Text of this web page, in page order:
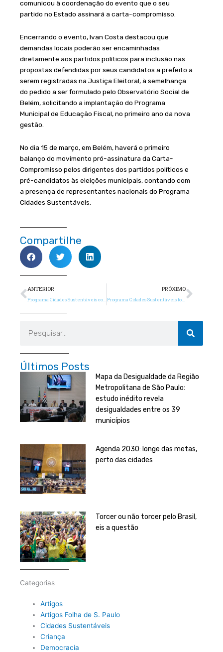
comunicou à coordenação do evento que o seu
partido no Estado assinará a carta-compromisso.
Encerrando o evento, Ivan Costa destacou que
demandas locais poderão ser encaminhadas
diretamente aos partidos políticos para inclusão nas
propostas defendidas por seus candidatos a prefeito a
serem registradas na Justiça Eleitoral, à semelhança
do pedido a ser formulado pelo Observatório Social de
Belém, solicitando a implantação do Programa
Municipal de Educação Fiscal, no primeiro ano da nova
gestão.
No dia 15 de março, em Belém, haverá o primeiro
balanço do movimento pró-assinatura da Carta-
Compromisso pelos dirigentes dos partidos políticos e
pré-candidatos às eleições municipais, contando com
a presença de representantes nacionais do Programa
Cidades Sustentáveis.
Compartilhe
Anterior
ANTERIOR
Programa Cidades Sustentáveis conquista adesões em todo o País
PRÓXIMO
Programa Cidades Sustentáveis foi lançado nesta terça-feira em Belém
Últimos Posts
Mapa da Desigualdade da Região
Metropolitana de São Paulo:
estudo inédito revela
desigualdades entre os 39
municípios
Agenda 2030: longe das metas,
perto das cidades
Torcer ou não torcer pelo Brasil,
eis a questão
Categorias
Artigos
Artigos Folha de S. Paulo
Cidades Sustentáveis
Criança
Democracia